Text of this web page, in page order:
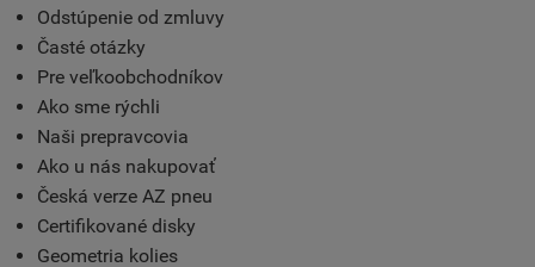
Odstúpenie od zmluvy
Časté otázky
Pre veľkoobchodníkov
Ako sme rýchli
Naši prepravcovia
Ako u nás nakupovať
Česká verze AZ pneu
Certifikované disky
Geometria kolies